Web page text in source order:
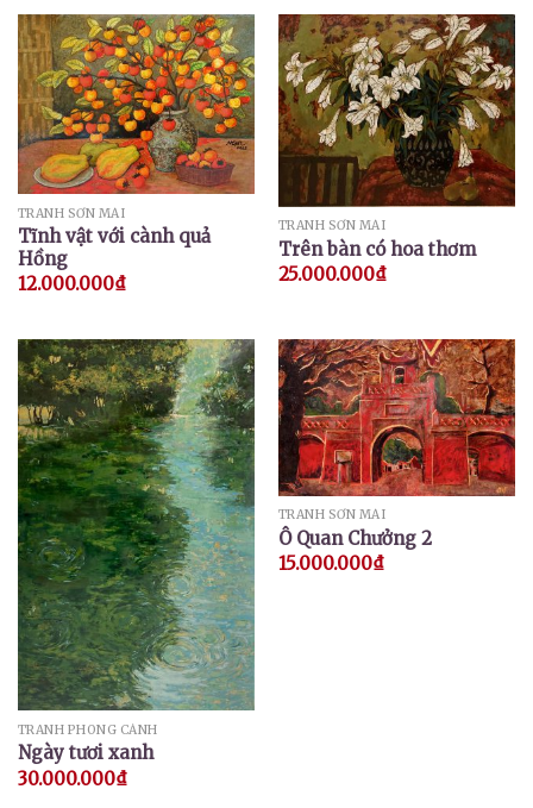
TRANH SƠN MÀI
Tĩnh vật với cành quả
Hồng
12.000.000₫
TRANH SƠN MÀI
Trên bàn có hoa thơm
25.000.000₫
TRANH PHONG CẢNH
Ngày tươi xanh
30.000.000₫
TRANH SƠN MÀI
Ô Quan Chưởng 2
15.000.000₫